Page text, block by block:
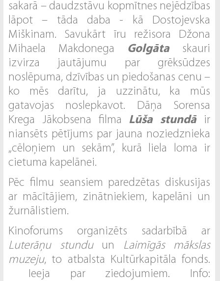
sakarā – daudzstāvu kopmītnes nejēdzības
lāpot – tāda daba - kā Dostojevska
Miškinam. Savukārt īru režisora Džona
Mihaela Makdonega Golgāta skauri
izvirza jautājumu par grēksūdzes
noslēpuma, dzīvības un piedošanas cenu –
ko mēs darītu, ja uzzinātu, ka mūs
gatavojas noslepkavot. Dāņa Sorensa
Krega Jākobsena filma Lūša stundā ir
niansēts pētījums par jauna noziedznieka
„cēloņiem un sekām”, kurā liela loma ir
cietuma kapelānei.
Pēc filmu seansiem paredzētas diskusijas
ar mācītājiem, zinātniekiem, kapelāni un
žurnālistiem.
Kinoforums organizēts sadarbībā ar
Luterāņu stunduun
Laimīgās mākslas
muzeju, to atbalsta Kultūrkapitāla fonds.
Ieeja par ziedojumiem. Info: